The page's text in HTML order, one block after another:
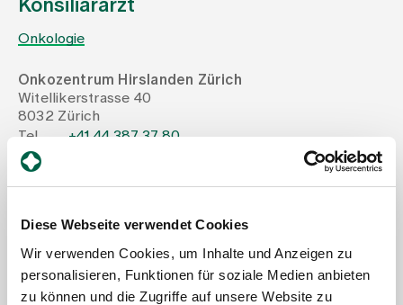
Diese Webseite verwendet Cookies
Wir verwenden Cookies, um Inhalte und Anzeigen zu
personalisieren, Funktionen für soziale Medien anbieten
zu können und die Zugriffe auf unsere Website zu
Team
Zuweisende
Aktuelles
Konsiliararzt
Onkologie
Onkozentrum Hirslanden Zürich
Witellikerstrasse 40
8032 Zürich
Tel
+41 44 387 37 80
Mail
Nachricht schreiben